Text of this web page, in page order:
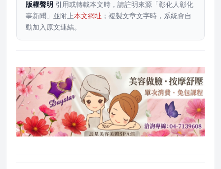
版權聲明 引用或轉載本文時，請註明來源「彰化人彰化
事新聞」並附上本文網址 ；複製文章文字時，系統會自
動加入原文連結。